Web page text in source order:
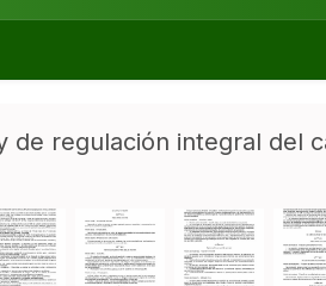
de regulación integral del